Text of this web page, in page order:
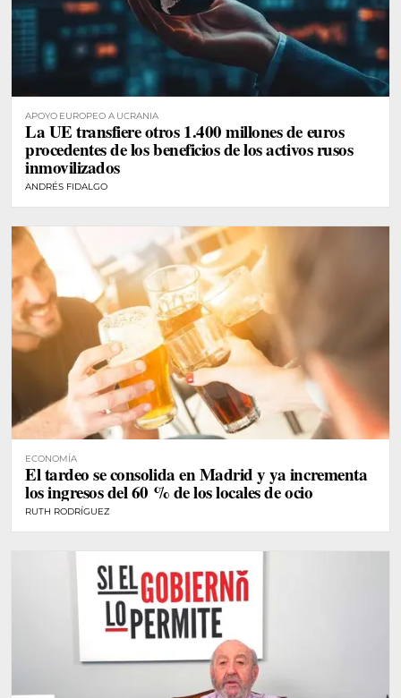
APOYO EUROPEO A UCRANIA
La UE transfiere otros 1.400 millones de euros
procedentes de los beneficios de los activos rusos
inmovilizados
ANDRÉS FIDALGO
ECONOMÍA
El tardeo se consolida en Madrid y ya incrementa
los ingresos del 60 % de los locales de ocio
RUTH RODRÍGUEZ